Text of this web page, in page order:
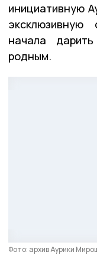
инициативную
начала
родным.
Фото: архив Аурики